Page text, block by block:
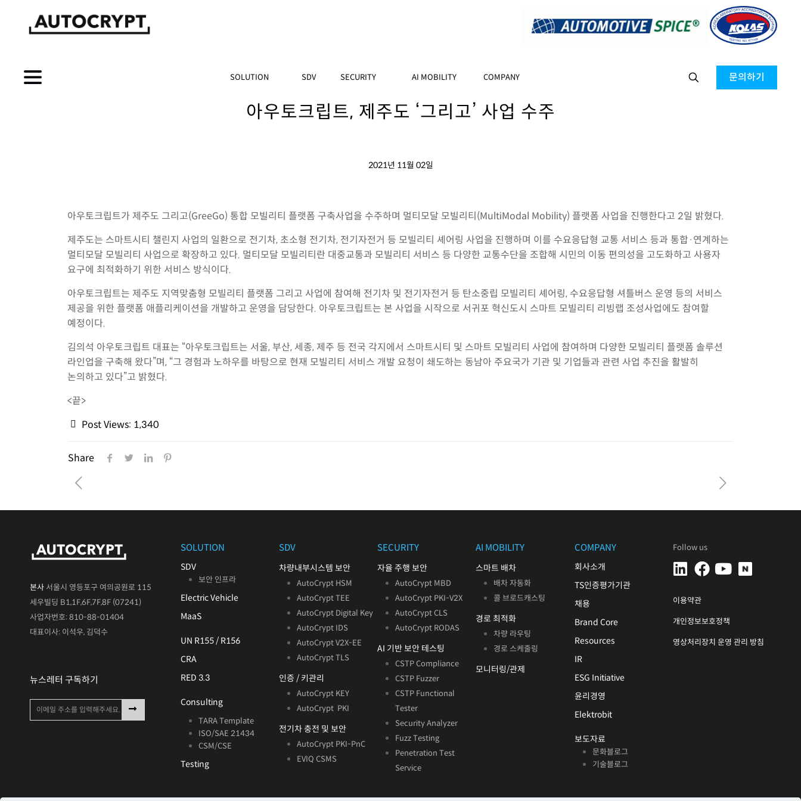
SOLUTION SDV SECURITY AI MOBILITY COMPANY 문의하기
아우토크립트, 제주도 ‘그리고’ 사업 수주
2021년 11월 02일
아우토크립트가 제주도 그리고(GreeGo) 통합 모빌리티 플랫폼 구축사업을 수주하며 멀티모달 모빌리티(MultiModal Mobility) 플랫폼 사업을 진행한다고 2일 밝혔다.
제주도는 스마트시티 챌린지 사업의 일환으로 전기차, 초소형 전기차, 전기자전거 등 모빌리티 셰어링 사업을 진행하며 이를 수요응답형 교통 서비스 등과 통합·연계하는
멀티모달 모빌리티 사업으로 확장하고 있다. 멀티모달 모빌리티란 대중교통과 모빌리티 서비스 등 다양한 교통수단을 조합해 시민의 이동 편의성을 고도화하고 사용자
요구에 최적화하기 위한 서비스 방식이다.
아우토크립트는 제주도 지역맞춤형 모빌리티 플랫폼 그리고 사업에 참여해 전기차 및 전기자전거 등 탄소중립 모빌리티 셰어링, 수요응답형 셔틀버스 운영 등의 서비스
제공을 위한 플랫폼 애플리케이션을 개발하고 운영을 담당한다. 아우토크립트는 본 사업을 시작으로 서귀포 혁신도시 스마트 모빌리티 리빙랩 조성사업에도 참여할
예정이다.
김의석 아우토크립트 대표는 “아우토크립트는 서울, 부산, 세종, 제주 등 전국 각지에서 스마트시티 및 스마트 모빌리티 사업에 참여하며 다양한 모빌리티 플랫폼 솔루션
라인업을 구축해 왔다”며, “그 경험과 노하우를 바탕으로 현재 모빌리티 서비스 개발 요청이 쇄도하는 동남아 주요국가 기관 및 기업들과 관련 사업 추진을 활발히
논의하고 있다”고 밝혔다.
<끝>
Post Views: 1,340
Share
본사 서울시 영등포구 여의공원로 115
세우빌딩 B1,1F,6F,7F,8F (07241)
사업자번호: 810-88-01404
대표이사: 이석우, 김덕수
뉴스레터 구독하기
SOLUTION
SDV
보안 인프라
Electric Vehicle
MaaS
UN R155 / R156
CRA
RED 3.3
Consulting
TARA Template
ISO/SAE 21434
CSM/CSE
Testing
SDV
차량내부시스템 보안
AutoCrypt HSM
AutoCrypt TEE
AutoCrypt Digital Key
AutoCrypt IDS
AutoCrypt V2X-EE
AutoCrypt TLS
인증 / 키관리
AutoCrypt KEY
AutoCrypt PKI
전기차 충전 및 보안
AutoCrypt PKI-PnC
EVIQ CSMS
SECURITY
자율 주행 보안
AutoCrypt MBD
AutoCrypt PKI-V2X
AutoCrypt CLS
AutoCrypt RODAS
AI 기반보안 테스팅
CSTP Compliance
CSTP Fuzzer
CSTP Functional
Tester
Security Analyzer
Fuzz Testing
Penetration Test
Service
AI MOBILITY
스마트 배차
배차 자동화
콜 브로드캐스팅
경로 최적화
차량 라우팅
경로 스케줄링
모니터링/관제
COMPANY
회사소개
TS인증평가기관
채용
Brand Core
Resources
IR
ESG Initiative
윤리경영
Elektrobit
보도자료
문화블로그
기술블로그
Follow us
이용약관
개인정보보호정책
영상처리장치 운영 관리 방침